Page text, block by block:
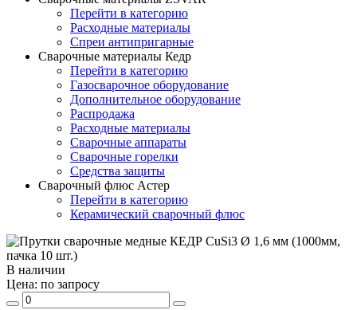
Перейти в категорию
Расходные материалы
Спреи антипригарные
Сварочные материалы Кедр
Перейти в категорию
Газосварочное оборудование
Дополнительное оборудование
Распродажа
Расходные материалы
Сварочные аппараты
Сварочные горелки
Средства защиты
Сварочный флюс Астер
Перейти в категорию
Керамический сварочный флюс
В наличии
Цена: по запросу